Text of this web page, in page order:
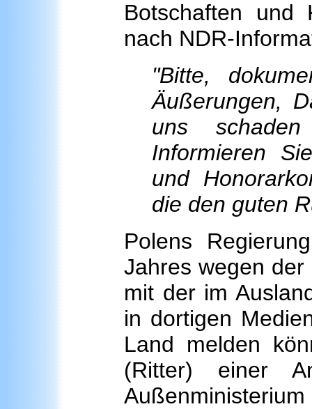
Botschaften und
nach NDR-
"Bitte,
Äußerungen,
uns
Informieren
und
die den guten
Polens
Jahres wegen
mit der im
in dortigen
Land melden
(Ritter) einer